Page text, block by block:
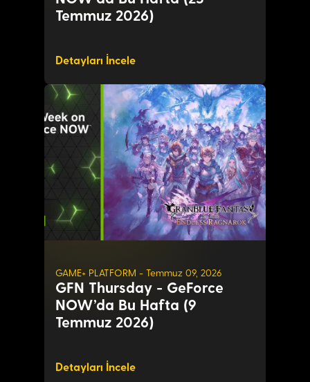
Temmuz 2026)
Detayları İncele
GAME+ PLATFORM - Temmuz 09, 2026
GFN Thursday - GeForce
NOW’da Bu Hafta (9
Temmuz 2026)
Detayları İncele